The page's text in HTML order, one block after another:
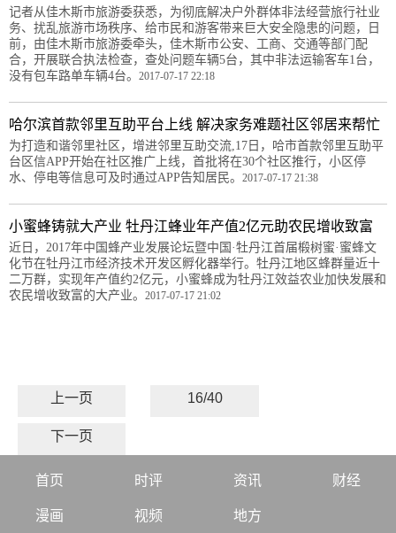
记者从佳木斯市旅游委获悉，为彻底解决户外群体非法经营旅行社业
务、扰乱旅游市场秩序、给市民和游客带来巨大安全隐患的问题，日
前，由佳木斯市旅游委牵头，佳木斯市公安、工商、交通等部门配
合，开展联合执法检查，查处问题车辆5台，其中非法运输客车1台，
没有包车路单车辆4台。 2017-07-17 22:18
哈尔滨首款邻里互助平台上线 解决家务难题社区邻居来帮忙
为打造和谐邻里社区，增进邻里互助交流,17日，哈市首款邻里互助平
台区信APP开始在社区推广上线，首批将在30个社区推行，小区停
水、停电等信息可及时通过APP告知居民。 2017-07-17 21:38
小蜜蜂铸就大产业 牡丹江蜂业年产值2亿元助农民增收致富
近日，2017年中国蜂产业发展论坛暨中国·牡丹江首届椴树蜜·蜜蜂文
化节在牡丹江市经济技术开发区孵化器举行。牡丹江地区蜂群量近十
二万群，实现年产值约2亿元，小蜜蜂成为牡丹江效益农业加快发展和
农民增收致富的大产业。 2017-07-17 21:02
上一页 16/40
下一页
首页 时评 资讯 财经
漫画 视频 地方